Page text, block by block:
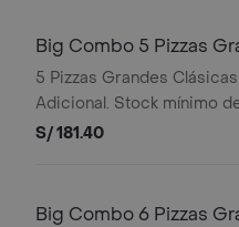
PERUANA DE
Big Combo 5 Pizzas
5 Pizzas Grandes
Adicional. Stock mínimo
unidades. No acumulable
PERUANA DE
S/ 181.40
Big Combo 6 Pizzas